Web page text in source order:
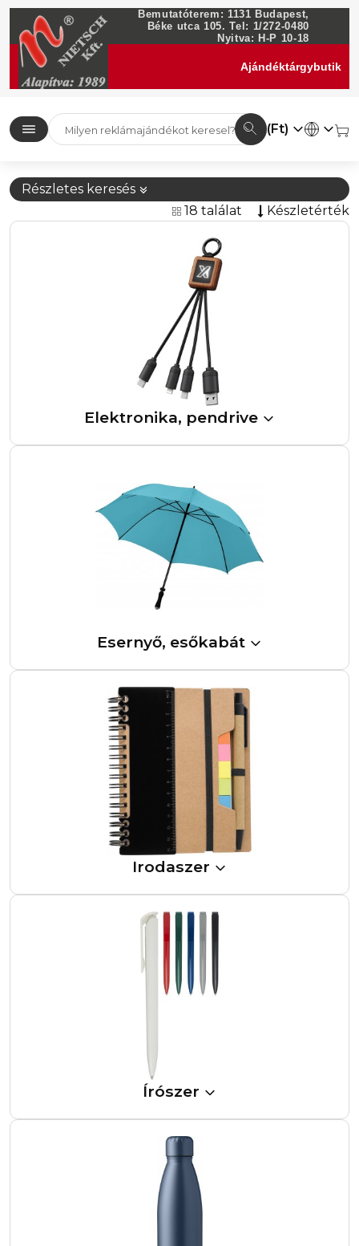
Bemutatóterem: 1131 Budapest,
Béke utca 105. Tel: 1/272-0480
Nyitva: H-P 10-18
Ajándéktárgybutik
(Ft)
Részletes keresés
18 találat
Készletérték
Elektronika, pendrive
Esernyő, esőkabát
Irodaszer
Írószer